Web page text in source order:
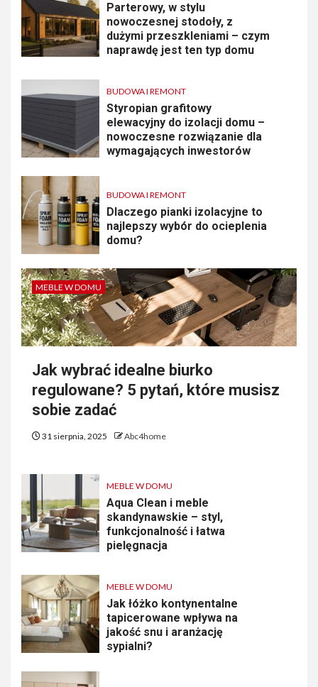
Parterowy, w stylu
nowoczesnej stodoły, z
dużymi przeszkleniami – czym
naprawdę jest ten typ domu
BUDOWA I REMONT
Styropian grafitowy
elewacyjny do izolacji domu –
nowoczesne rozwiązanie dla
wymagających inwestorów
BUDOWA I REMONT
Dlaczego pianki izolacyjne to
najlepszy wybór do ocieplenia
domu?
MEBLE W DOMU
Jak wybrać idealne biurko
regulowane? 5 pytań, które musisz
sobie zadać
31 sierpnia, 2025 Abc4home
MEBLE W DOMU
Aqua Clean i meble
skandynawskie – styl,
funkcjonalność i łatwa
pielęgnacja
MEBLE W DOMU
Jak łóżko kontynentalne
tapicerowane wpływa na
jakość snu i aranżację
sypialni?